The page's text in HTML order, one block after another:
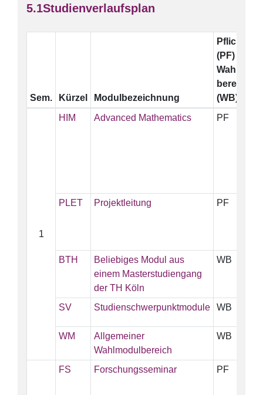
Studienverlaufsplan
Sem. Kürzel Modulbezeichnung
Pflicht
(PF)
Wahl-
bereich
(WB)
1
HIM Advanced Mathematics PF
PLET Projektleitung PF
BTH
Beliebiges Modul aus
einem Masterstudiengang
der TH Köln
WB
SV Studienschwerpunktmodule WB
WM
Allgemeiner
Wahlmodulbereich
WB
FS Forschungsseminar PF